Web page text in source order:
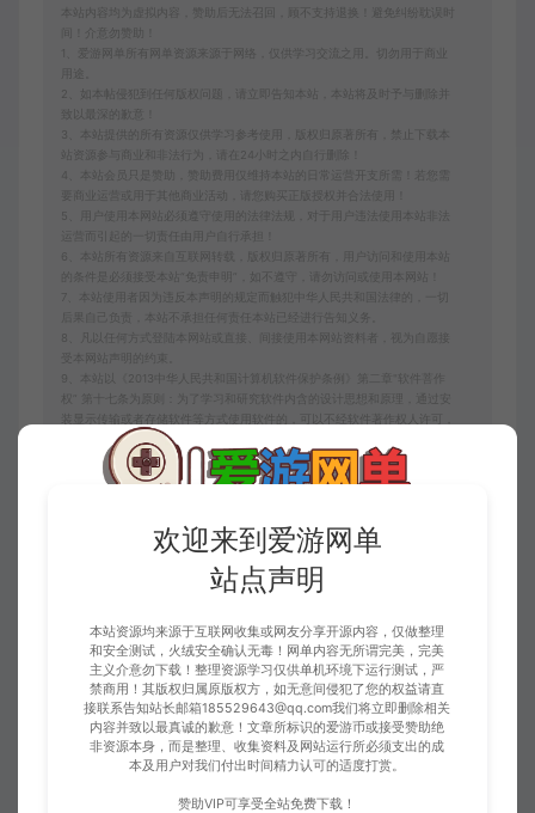
本站内容均为虚拟内容，赞助后无法召回，顾不支持退换！避免纠纷耽误时
间！介意勿赞助！
1、爱游网单所有网单资源来源于网络，仅供学习交流之用。切勿用于商业
2、如本帖侵犯到任何版权问题，请立即告知本站，本站将及时予与删除并
致以最深的歉意！
3、本站提供的所有资源仅供学习参考使用，版权归原著所有，禁止下载本
站资源参与商业和非法行为，请在24小时之内自行删除！
4、本站会员只是赞助，赞助费用仅维持本站的日常运营开支所需！若您需
要商业运营或用于其他商业活动，请您购买正版授权并合法使用！
5、用户使用本网站必须遵守使用的法律法规，对于用户违法使用本站非法
6、本站所有资源来自互联网转载，版权归原著所有，用户访问和使用本站
的条件是必须接受本站“免责申明”，如不遵守，请勿访问或使用本网站！
7、本站使用者因为违反本声明的规定而触犯中华人民共和国法律的，一切
后果自己负责，本站不承担任何责任本站已经进行告知义务。
8、凡以任何方式登陆本网站或直接、间接使用本网站资料者，视为自愿接
受本网站声明的约束。
9、本站以《2013中华人民共和国计算机软件保护条例》第二章"软件菩作
权” 第十七条为原则：为了学习和研究软件内含的设计思想和原理，通过安
装显示传输或者存储软件等方式使用软件的，可以不经软件著作权人许可，
不向其支付报酬。若有学员需要商用本站资源，请务必联系版权方购买正版
10、本站如无意中侵犯了某个企业或个人的知识产权，请联系站长，邮箱：
追求完美请勿赞助！
扩展教程【地下城pvf基础修改】本站会员
专属PVF简化无广告版本加入门视频说明
https://www.aywd.vip/2905.html
地下城与勇士
欢迎来到爱游网单
站点声明
本站资源均来源于互联网收集或网友分享开源内容，仅做整理
和安全测试，火绒安全确认无毒！网单内容无所谓完美，完美
主义介意勿下载！整理资源学习仅供单机环境下运行测试，严
禁商用！其版权归属原版权方，如无意间侵犯了您的权益请直
接联系告知站长邮箱185529643@qq.com我们将立即删除相关
内容并致以最真诚的歉意！文章所标识的爱游币或接受赞助绝
非资源本身，而是整理、收集资料及网站运行所必须支出的成
本及用户对我们付出时间精力认可的适度打赏。
赞助VIP可享受全站免费下载！